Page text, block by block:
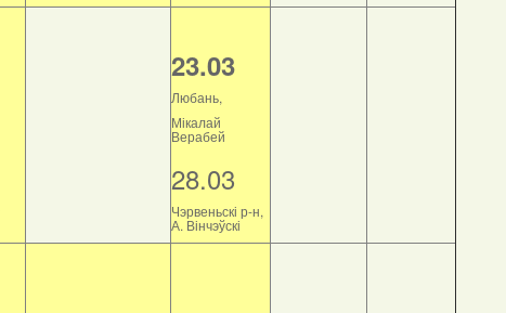
23.03
Любань,
Мікалай
Верабей
28.03
Чэрвеньскі р-н,
А. Вінчэўскі